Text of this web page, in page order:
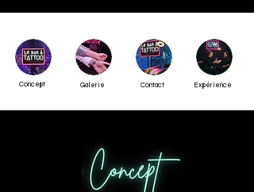
Concept Galerie Contact Expérience